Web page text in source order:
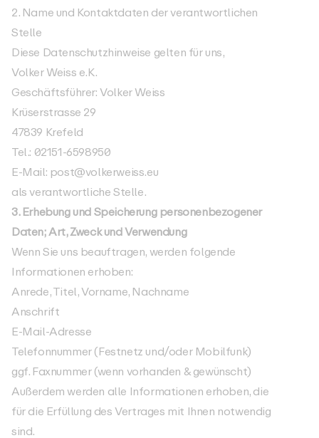
2. Name und Kontaktdaten der verantwortlichen
Stelle
Diese Datenschutzhinweise gelten für uns,
Volker Weiss e.K.
Geschäftsführer: Volker Weiss
Krüserstrasse 29
47839 Krefeld
Tel.: 02151-6598950
E-Mail: post@volkerweiss.eu
als verantwortliche Stelle.
3. Erhebung und Speicherung personenbezogener
Daten; Art, Zweck und Verwendung
Wenn Sie uns beauftragen, werden folgende
Informationen erhoben:
Anrede, Titel, Vorname, Nachname
Anschrift
E-Mail-Adresse
Telefonnummer (Festnetz und/oder Mobilfunk)
ggf. Faxnummer (wenn vorhanden & gewünscht)
Außerdem werden alle Informationen erhoben, die
für die Erfüllung des Vertrages mit Ihnen notwendig
sind.